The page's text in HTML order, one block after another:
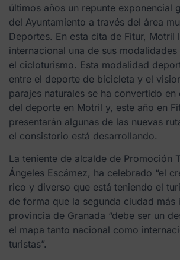
últimos años un repunte exponencial
del Ayuntamiento a través del área
Deportes. En esta cita de Fitur, Motril
internacional una de sus
el cicloturismo. Esta modalidad
entre el deporte de bicicleta y el
parajes naturales se ha convertido en
del deporte en Motril y, este año en
presentarán algunas de las nuevas
el consistorio está desarrollando.
La teniente de alcalde de Promoción
Ángeles Escámez, ha celebrado “el
rico y diverso que está teniendo el
de forma que la segunda ciudad más
provincia de Granada “debe ser un
el mapa tanto nacional como
turistas”.